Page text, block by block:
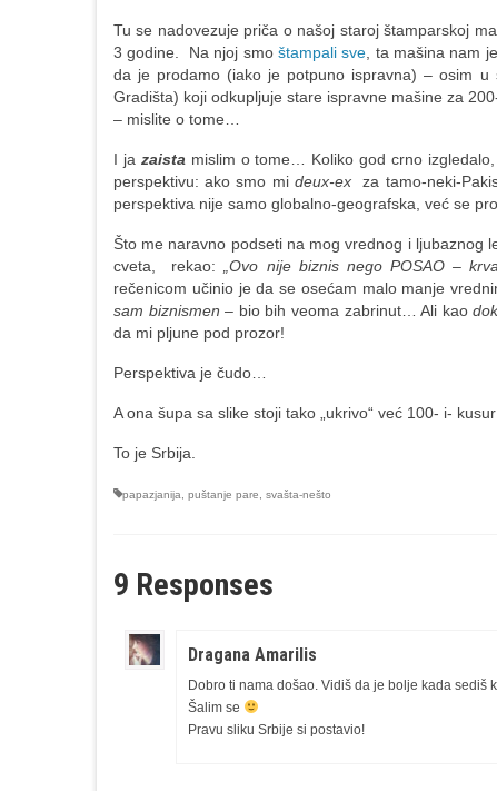
Tu se nadovezuje priča o našoj staroj štamparskoj
3 godine. Na njoj smoštampali sve , ta mašina nam
da je prodamo (iako je potpuno ispravna) – osim
Gradišta) koji odkupljuje stare ispravne mašine za
– mislite o tome…
I ja zaista mislim o tome… Koliko god crno
perspektivu: ako smo mi deux-exza tamo-neki-
perspektiva nije samo globalno-geografska, već se
Što me naravno podseti na mog vrednog i ljubaznog
cveta, rekao: „Ovo nije biznis nego POSAO –
rečenicom učinio je da se osećam malo manje
sam biznismen– bio bih veoma zabrinut… Ali kao
da mi pljune pod prozor!
Perspektiva je čudo…
A ona šupa sa slike stoji tako „ukrivo“ već 100- i-
To je Srbija.
papazjanija puštanje pare svašta-nešto
9 Responses
Dragana Amarilis
Dobro ti nama došao. Vidiš da je bolje kada sediš
Šalim se
Pravu sliku Srbije si postavio!